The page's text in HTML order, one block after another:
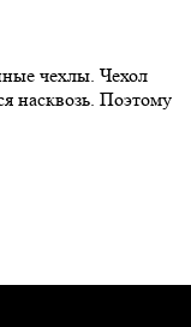
чехлы. Чехол
насквозь. Поэтому